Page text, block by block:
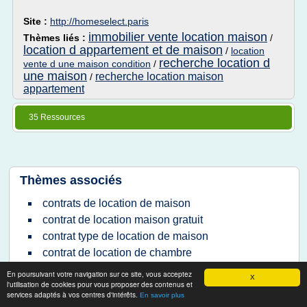
X
En poursuivant votre navigation sur ce site, vous acceptez
l'utilisation de cookies pour vous proposer des contenus et
services adaptés à vos centres d'intérêts. En savoir plus
Site : http://homeselect.paris
Thèmes liés : immobilier vente location maison /
location d appartement et de maison / location
vente d une maison condition / recherche location d
une maison / recherche location maison
appartement
35 Ressources
Thèmes associés
contrats de location de maison
contrat de location maison gratuit
contrat type de location de maison
contrat de location de chambre
location de maison meuble
vente d une maison en location